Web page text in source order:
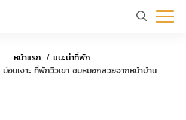
แรกท่อง เที่ยว
หน้าแรก
แนะนำที่พัก
อนเงาะ ที่พักวิวเขา ชมหมอกสวยจากหน้าบ้าน